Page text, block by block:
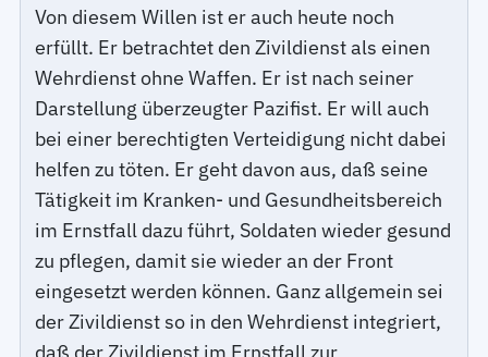
Von diesem Willen ist er auch heute noch
erfüllt. Er betrachtet den Zivildienst als einen
Wehrdienst ohne Waffen. Er ist nach seiner
Darstellung überzeugter Pazifist. Er will auch
bei einer berechtigten Verteidigung nicht dabei
helfen zu töten. Er geht davon aus, daß seine
Tätigkeit im Kranken- und Gesundheitsbereich
im Ernstfall dazu führt, Soldaten wieder gesund
zu pflegen, damit sie wieder an der Front
eingesetzt werden können. Ganz allgemein sei
der Zivildienst so in den Wehrdienst integriert,
daß der Zivildienst im Ernstfall zur